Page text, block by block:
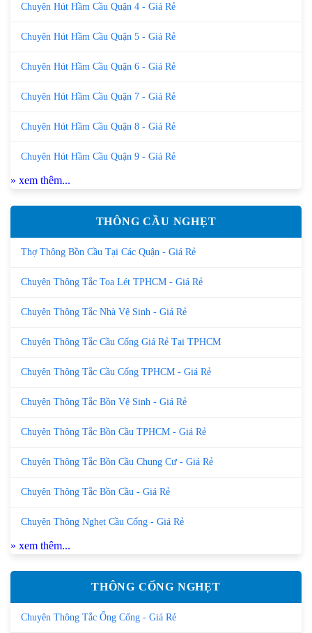
Chuyên Hút Hầm Cầu Quận 4 - Giá Rẻ
Chuyên Hút Hầm Cầu Quận 5 - Giá Rẻ
Chuyên Hút Hầm Cầu Quận 6 - Giá Rẻ
Chuyên Hút Hầm Cầu Quận 7 - Giá Rẻ
Chuyên Hút Hầm Cầu Quận 8 - Giá Rẻ
Chuyên Hút Hầm Cầu Quận 9 - Giá Rẻ
» xem thêm...
THÔNG CẦU NGHẸT
Thợ Thông Bồn Cầu Tại Các Quận - Giá Rẻ
Chuyên Thông Tắc Toa Lét TPHCM - Giá Rẻ
Chuyên Thông Tắc Nhà Vệ Sinh - Giá Rẻ
Chuyên Thông Tắc Cầu Cống Giá Rẻ Tại TPHCM
Chuyên Thông Tắc Cầu Cống TPHCM - Giá Rẻ
Chuyên Thông Tắc Bồn Vệ Sinh - Giá Rẻ
Chuyên Thông Tắc Bồn Cầu TPHCM - Giá Rẻ
Chuyên Thông Tắc Bồn Cầu Chung Cư - Giá Rẻ
Chuyên Thông Tắc Bồn Cầu - Giá Rẻ
Chuyên Thông Nghẹt Cầu Cống - Giá Rẻ
» xem thêm...
THÔNG CỐNG NGHẸT
Chuyên Thông Tắc Ống Cống - Giá Rẻ